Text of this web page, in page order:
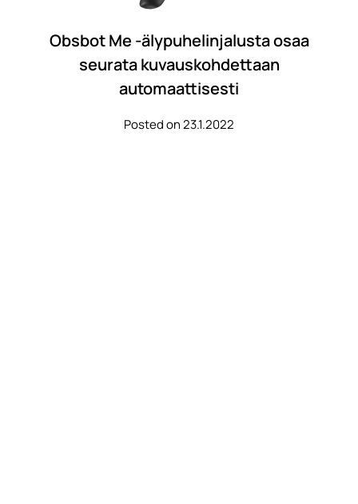
Obsbot Me -älypuhelinjalusta osaa
seurata kuvauskohdettaan
automaattisesti
Posted on 23.1.2022